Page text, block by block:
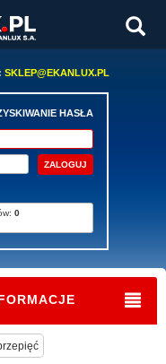
SKLEP@EKANLUX.PL
HASŁA
0